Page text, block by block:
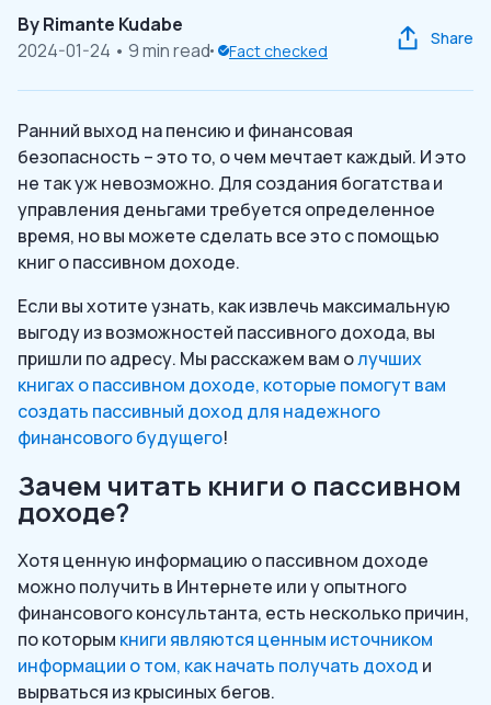
ByRimante Kudabe
2024-01-24 • 9 min read Fact checked
Share
Ранний выход на пенсию и финансовая
безопасность – это то, о чем мечтает каждый. И это
не так уж невозможно. Для создания богатства и
управления деньгами требуется определенное
время, но вы можете сделать все это с помощью
книг о пассивном доходе.
Если вы хотите узнать, как извлечь максимальную
выгоду из возможностей пассивного дохода, вы
пришли по адресу. Мы расскажем вам олучших
книгах о пассивном доходе, которые помогут вам
создать пассивный доход для надежного
финансового будущего!
Зачем читать книги о пассивном
доходе?
Хотя ценную информацию о пассивном доходе
можно получить в Интернете или у опытного
финансового консультанта, есть несколько причин,
по которым книги являются ценным источником
информации о том, как начать получать доход и
вырваться из крысиных бегов.